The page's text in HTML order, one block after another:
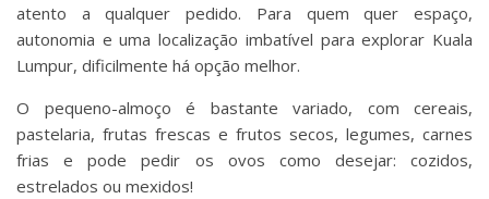
atento a qualquer pedido. Para quem quer espaço,
autonomia e uma localização imbatível para explorar Kuala
Lumpur, dificilmente há opção melhor.
O pequeno-almoço é bastante variado, com cereais,
pastelaria, frutas frescas e frutos secos, legumes, carnes
frias e pode pedir os ovos como desejar: cozidos,
estrelados ou mexidos!